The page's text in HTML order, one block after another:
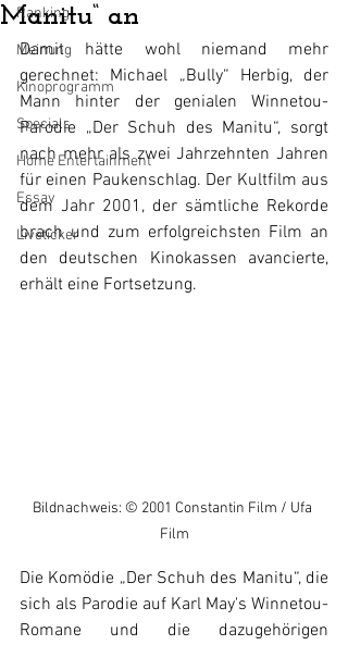
Ranking
Meinung
Kinoprogramm
Specials
Home Entertainment
Essay
Liveticker
Manitu“ an
Damit hätte wohl niemand mehr
gerechnet: Michael „Bully“ Herbig, der
Mann hinter der genialen Winnetou-
Parodie „Der Schuh des Manitu“, sorgt
nach mehr als zwei Jahrzehnten Jahren
für einen Paukenschlag. Der Kultfilm aus
dem Jahr 2001, der sämtliche Rekorde
brach und zum erfolgreichsten Film an
den deutschen Kinokassen avancierte,
erhält eine Fortsetzung.
Bildnachweis: © 2001 Constantin Film / Ufa
Film
Die Komödie „Der Schuh des Manitu“, die
sich als Parodie auf Karl May's Winnetou-
Romane und die dazugehörigen